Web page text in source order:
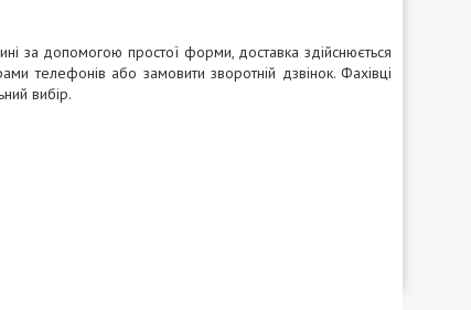
за допомогою простої форми, доставка здійснюється
телефонів або замовити зворотній дзвінок. Фахівці
вибір.